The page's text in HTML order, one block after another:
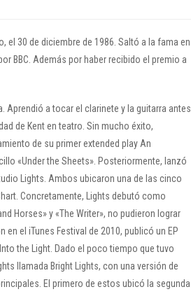
el 30 de diciembre de 1986. Saltó a la fama en
BBC. Además por haber recibido el premio a
Aprendió a tocar el clarinete y la guitarra antes
de Kent en teatro. Sin mucho éxito,
de su primer extended play An
«Under the Sheets». Posteriormente, lanzó
Lights. Ambos ubicaron una de las cinco
Concretamente, Lights debutó como
Horses» y «The Writer», no pudieron lograr
el iTunes Festival de 2010, publicó un EP
the Light. Dado el poco tiempo que tuvo
llamada Bright Lights, con una versión de
El primero de estos ubicó la segunda